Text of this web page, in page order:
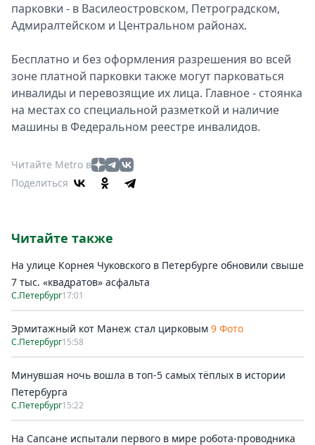
парковки - в Василеостровском, Петроградском,
Адмиралтейском и Центральном районах.
Бесплатно и без оформления разрешения во всей
зоне платной парковки также могут парковаться
инвалиды и перевозящие их лица. Главное - стоянка
на местах со специальной разметкой и наличие
машины в Федеральном реестре инвалидов.
Читайте Metro в
Поделиться
Читайте также
На улице Корнея Чуковского в Петербурге обновили свыше
7 тыс. «квадратов» асфальта
С.Петербург17:01
Эрмитажный кот Манеж стал цирковым 9 Фото
С.Петербург15:58
Минувшая ночь вошла в топ-5 самых тёплых в истории
Петербурга
С.Петербург15:22
На Сапсане испытали первого в мире робота-проводника